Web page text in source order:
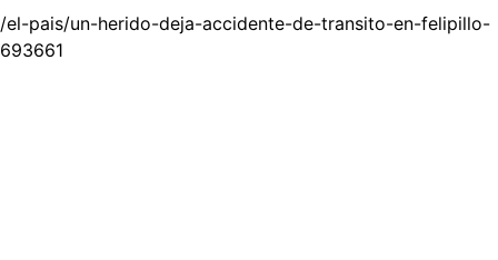
/el-pais/un-herido-deja-accidente-de-transito-en-felipillo-
693661